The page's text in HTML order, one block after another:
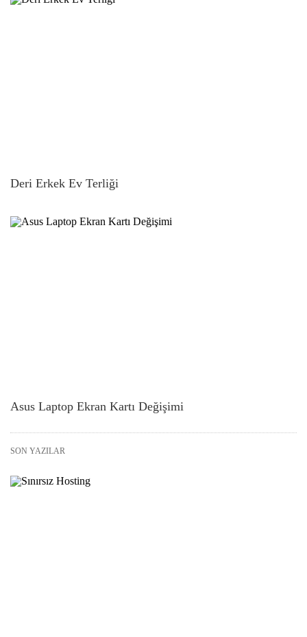
Deri Erkek Ev Terliği
Asus Laptop Ekran Kartı Değişimi
SON YAZILAR